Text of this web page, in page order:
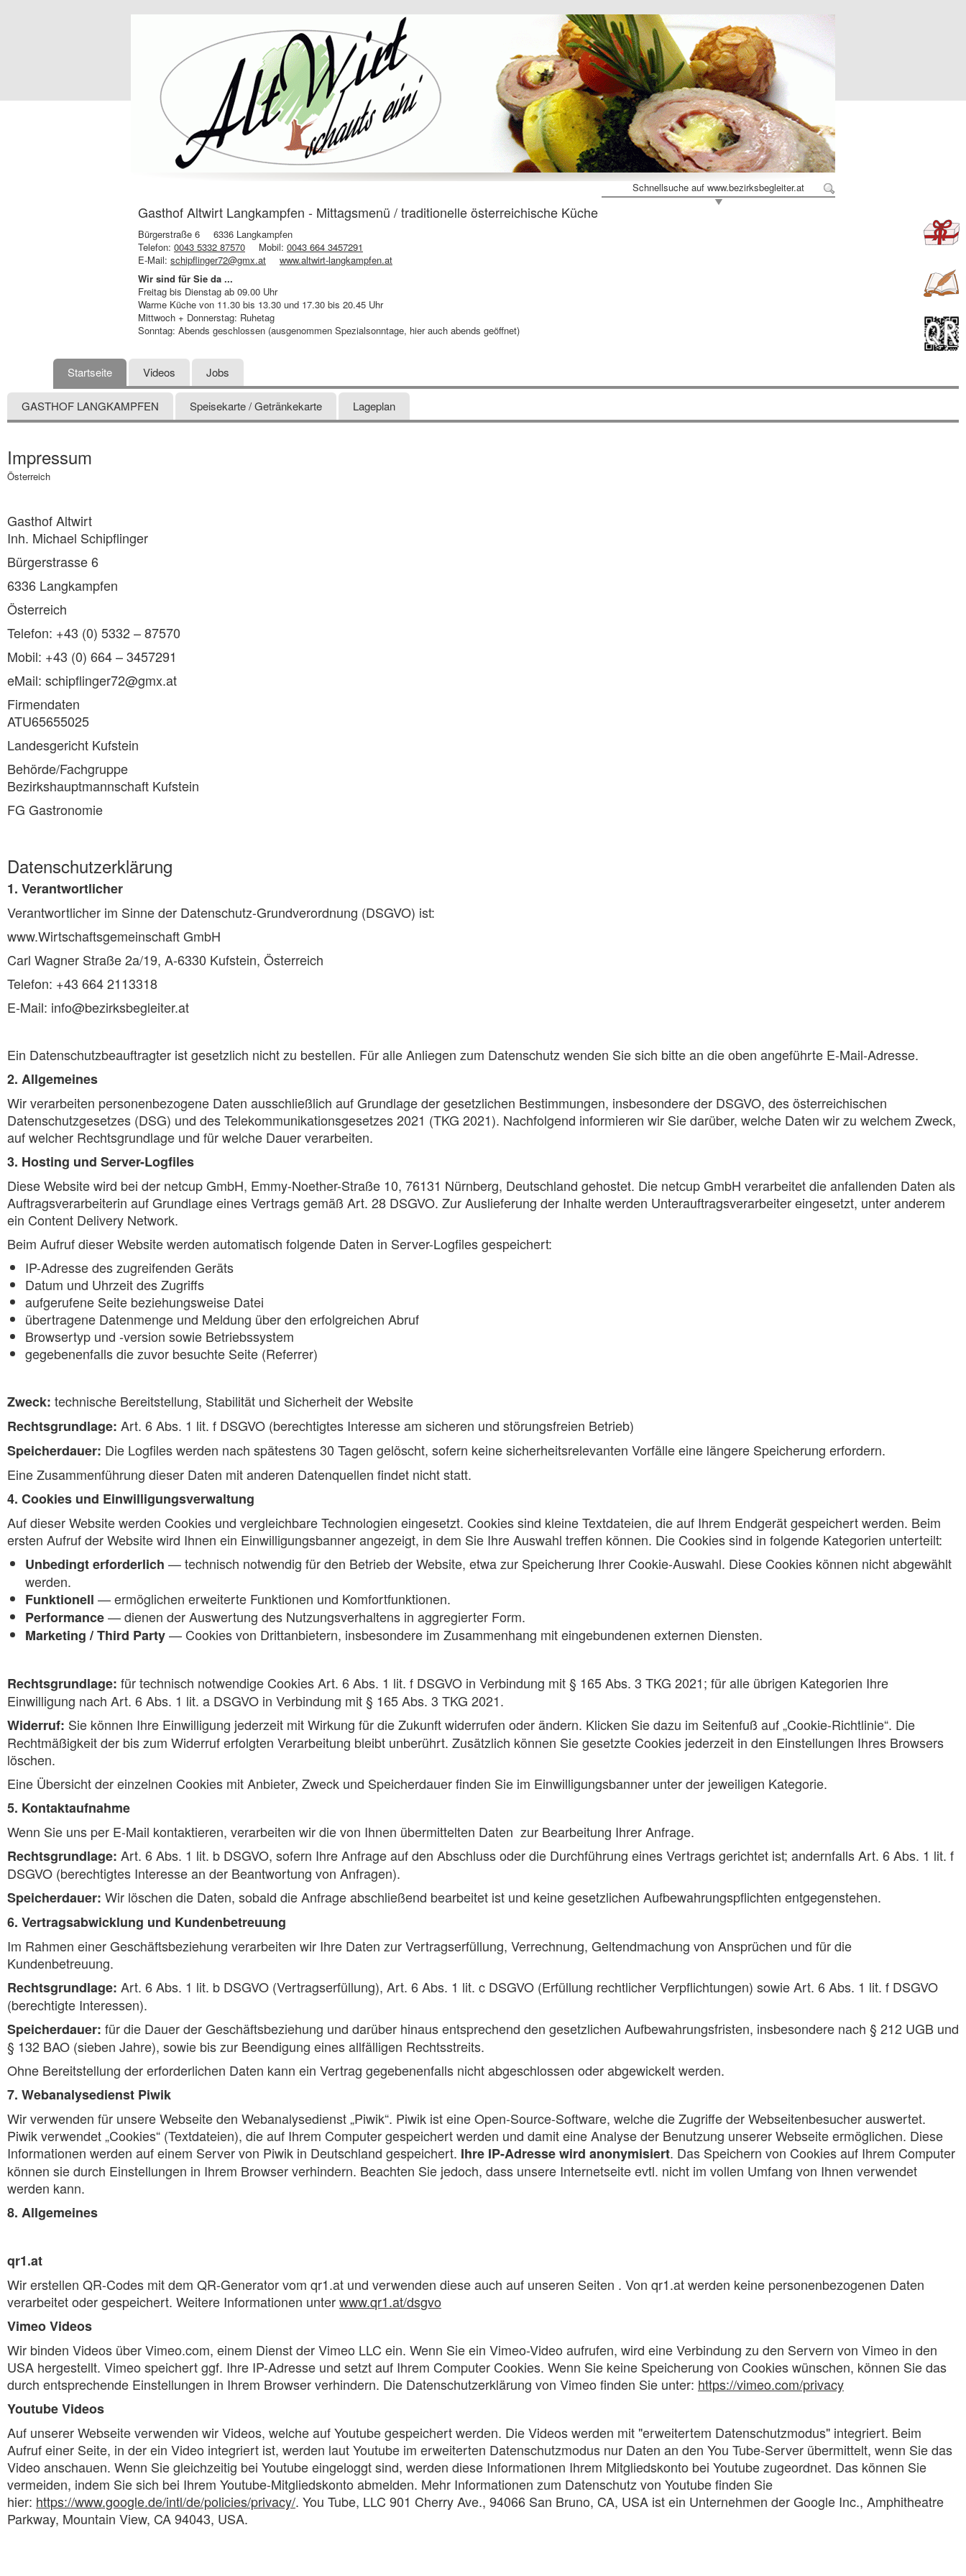
Schnellsuche auf www.bezirksbegleiter.at
Gasthof Altwirt Langkampfen - Mittagsmenü / traditionelle österreichische Küche
Bürgerstraße 6
6336 Langkampfen
Telefon: 0043 5332 87570 Mobil: 0043 664 3457291
E-Mail: schipflinger72@gmx.at
www.altwirt-langkampfen.at
Wir sind für Sie da ...
Freitag bis Dienstag ab 09.00 Uhr
Warme Küche von 11.30 bis 13.30 und 17.30 bis 20.45 Uhr
Mittwoch + Donnerstag: Ruhetag
Sonntag: Abends geschlossen (ausgenommen Spezialsonntage, hier auch abends geöffnet)
Startseite Videos Jobs
GASTHOF LANGKAMPFEN Speisekarte / Getränkekarte Lageplan
Impressum
Österreich
Gasthof Altwirt
Inh. Michael Schipflinger
Bürgerstrasse 6
6336 Langkampfen
Österreich
Telefon: +43 (0) 5332 – 87570
Mobil: +43 (0) 664 – 3457291
eMail: schipflinger72@gmx.at
Firmendaten
ATU65655025
Landesgericht Kufstein
Behörde/Fachgruppe
Bezirkshauptmannschaft Kufstein
FG Gastronomie
Datenschutzerklärung
1. Verantwortlicher
Verantwortlicher im Sinne der Datenschutz-Grundverordnung (DSGVO) ist:
www.Wirtschaftsgemeinschaft GmbH
Carl Wagner Straße 2a/19, A-6330 Kufstein, Österreich
Telefon: +43 664 2113318
E-Mail: info@bezirksbegleiter.at
Ein Datenschutzbeauftragter ist gesetzlich nicht zu bestellen. Für alle Anliegen zum Datenschutz wenden Sie sich bitte an die oben angeführte E-Mail-Adresse.
2. Allgemeines
Wir verarbeiten personenbezogene Daten ausschließlich auf Grundlage der gesetzlichen Bestimmungen, insbesondere der DSGVO, des österreichischen
Datenschutzgesetzes (DSG) und des Telekommunikationsgesetzes 2021 (TKG 2021). Nachfolgend informieren wir Sie darüber, welche Daten wir zu welchem Zweck,
auf welcher Rechtsgrundlage und für welche Dauer verarbeiten.
3. Hosting und Server-Logfiles
Diese Website wird bei der netcup GmbH, Emmy-Noether-Straße 10, 76131 Nürnberg, Deutschland gehostet. Die netcup GmbH verarbeitet die anfallenden Daten als
Auftragsverarbeiterin auf Grundlage eines Vertrags gemäß Art. 28 DSGVO. Zur Auslieferung der Inhalte werden Unterauftragsverarbeiter eingesetzt, unter anderem
ein Content Delivery Network.
Beim Aufruf dieser Website werden automatisch folgende Daten in Server-Logfiles gespeichert:
IP-Adresse des zugreifenden Geräts
Datum und Uhrzeit des Zugriffs
aufgerufene Seite beziehungsweise Datei
übertragene Datenmenge und Meldung über den erfolgreichen Abruf
Browsertyp und -version sowie Betriebssystem
gegebenenfalls die zuvor besuchte Seite (Referrer)
Zweck: technische Bereitstellung, Stabilität und Sicherheit der Website
Rechtsgrundlage: Art. 6 Abs. 1 lit. f DSGVO (berechtigtes Interesse am sicheren und störungsfreien Betrieb)
Speicherdauer: Die Logfiles werden nach spätestens 30 Tagen gelöscht, sofern keine sicherheitsrelevanten Vorfälle eine längere Speicherung erfordern.
Eine Zusammenführung dieser Daten mit anderen Datenquellen findet nicht statt.
4. Cookies und Einwilligungsverwaltung
Auf dieser Website werden Cookies und vergleichbare Technologien eingesetzt. Cookies sind kleine Textdateien, die auf Ihrem Endgerät gespeichert werden. Beim
ersten Aufruf der Website wird Ihnen ein Einwilligungsbanner angezeigt, in dem Sie Ihre Auswahl treffen können. Die Cookies sind in folgende Kategorien unterteilt:
Unbedingt erforderlich — technisch notwendig für den Betrieb der Website, etwa zur Speicherung Ihrer Cookie-Auswahl. Diese Cookies können nicht abgewählt
werden.
Funktionell — ermöglichen erweiterte Funktionen und Komfortfunktionen.
Performance— dienen der Auswertung des Nutzungsverhaltens in aggregierter Form.
Marketing / Third Party— Cookies von Drittanbietern, insbesondere im Zusammenhang mit eingebundenen externen Diensten.
Rechtsgrundlage: für technisch notwendige Cookies Art. 6 Abs. 1 lit. f DSGVO in Verbindung mit § 165 Abs. 3 TKG 2021; für alle übrigen Kategorien Ihre
Einwilligung nach Art. 6 Abs. 1 lit. a DSGVO in Verbindung mit § 165 Abs. 3 TKG 2021.
Widerruf: Sie können Ihre Einwilligung jederzeit mit Wirkung für die Zukunft widerrufen oder ändern. Klicken Sie dazu im Seitenfuß auf „Cookie-Richtlinie“. Die
Rechtmäßigkeit der bis zum Widerruf erfolgten Verarbeitung bleibt unberührt. Zusätzlich können Sie gesetzte Cookies jederzeit in den Einstellungen Ihres Browsers
löschen.
Eine Übersicht der einzelnen Cookies mit Anbieter, Zweck und Speicherdauer finden Sie im Einwilligungsbanner unter der jeweiligen Kategorie.
5. Kontaktaufnahme
Wenn Sie uns per E-Mail kontaktieren, verarbeiten wir die von Ihnen übermittelten Daten zur Bearbeitung Ihrer Anfrage.
Rechtsgrundlage: Art. 6 Abs. 1 lit. b DSGVO, sofern Ihre Anfrage auf den Abschluss oder die Durchführung eines Vertrags gerichtet ist; andernfalls Art. 6 Abs. 1 lit. f
DSGVO (berechtigtes Interesse an der Beantwortung von Anfragen).
Speicherdauer: Wir löschen die Daten, sobald die Anfrage abschließend bearbeitet ist und keine gesetzlichen Aufbewahrungspflichten entgegenstehen.
6. Vertragsabwicklung und Kundenbetreuung
Im Rahmen einer Geschäftsbeziehung verarbeiten wir Ihre Daten zur Vertragserfüllung, Verrechnung, Geltendmachung von Ansprüchen und für die
Kundenbetreuung.
Rechtsgrundlage: Art. 6 Abs. 1 lit. b DSGVO (Vertragserfüllung), Art. 6 Abs. 1 lit. c DSGVO (Erfüllung rechtlicher Verpflichtungen) sowie Art. 6 Abs. 1 lit. f DSGVO
(berechtigte Interessen).
Speicherdauer: für die Dauer der Geschäftsbeziehung und darüber hinaus entsprechend den gesetzlichen Aufbewahrungsfristen, insbesondere nach § 212 UGB und
§ 132 BAO (sieben Jahre), sowie bis zur Beendigung eines allfälligen Rechtsstreits.
Ohne Bereitstellung der erforderlichen Daten kann ein Vertrag gegebenenfalls nicht abgeschlossen oder abgewickelt werden.
7. Webanalysedienst Piwik
Wir verwenden für unsere Webseite den Webanalysedienst „Piwik“. Piwik ist eine Open-Source-Software, welche die Zugriffe der Webseitenbesucher auswertet.
Piwik verwendet „Cookies“ (Textdateien), die auf Ihrem Computer gespeichert werden und damit eine Analyse der Benutzung unserer Webseite ermöglichen. Diese
Informationen werden auf einem Server von Piwik in Deutschland gespeichert. Ihre IP-Adresse wird anonymisiert. Das Speichern von Cookies auf Ihrem Computer
können sie durch Einstellungen in Ihrem Browser verhindern. Beachten Sie jedoch, dass unsere Internetseite evtl. nicht im vollen Umfang von Ihnen verwendet
werden kann.
8. Allgemeines
qr1.at
Wir erstellen QR-Codes mit dem QR-Generator vom qr1.at und verwenden diese auch auf unseren Seiten . Von qr1.at werden keine personenbezogenen Daten
verarbeitet oder gespeichert. Weitere Informationen unterwww.qr1.at/dsgvo
Vimeo Videos
Wir binden Videos über Vimeo.com, einem Dienst der Vimeo LLC ein. Wenn Sie ein Vimeo-Video aufrufen, wird eine Verbindung zu den Servern von Vimeo in den
USA hergestellt. Vimeo speichert ggf. Ihre IP-Adresse und setzt auf Ihrem Computer Cookies. Wenn Sie keine Speicherung von Cookies wünschen, können Sie das
durch entsprechende Einstellungen in Ihrem Browser verhindern. Die Datenschutzerklärung von Vimeo finden Sie unter: https://vimeo.com/privacy
Youtube Videos
Auf unserer Webseite verwenden wir Videos, welche auf Youtube gespeichert werden. Die Videos werden mit "erweitertem Datenschutzmodus" integriert. Beim
Aufruf einer Seite, in der ein Video integriert ist, werden laut Youtube im erweiterten Datenschutzmodus nur Daten an den You Tube-Server übermittelt, wenn Sie das
Video anschauen. Wenn Sie gleichzeitig bei Youtube eingeloggt sind, werden diese Informationen Ihrem Mitgliedskonto bei Youtube zugeordnet. Das können Sie
vermeiden, indem Sie sich bei Ihrem Youtube-Mitgliedskonto abmelden. Mehr Informationen zum Datenschutz von Youtube finden Sie
hier: https://www.google.de/intl/de/policies/privacy/. You Tube, LLC 901 Cherry Ave., 94066 San Bruno, CA, USA ist ein Unternehmen der Google Inc., Amphitheatre
Parkway, Mountain View, CA 94043, USA.